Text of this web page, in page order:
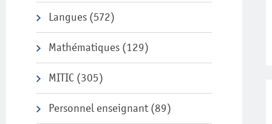
Langues (572)
Mathématiques (129)
MITIC (305)
Personnel enseignant (89)